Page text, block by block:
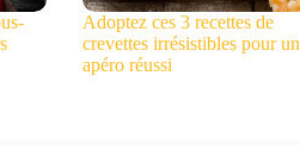
Adoptez ces 3 recettes de
crevettes irrésistibles pour un
apéro réussi